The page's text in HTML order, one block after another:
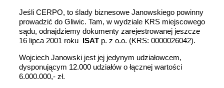
Jeśli CERPO, to ślady biznesowe Janowskiego powinny
prowadzić do Gliwic. Tam, w wydziale KRS miejscowego
sądu, odnajdziemy dokumenty zarejestrowanej jeszcze
16 lipca 2001 roku ISAT p. z o.o. (KRS: 0000026042).
Wojciech Janowski jest jej jedynym udziałowcem,
dysponującym 12.000 udziałów o łącznej wartości
6.000.000,- zł.